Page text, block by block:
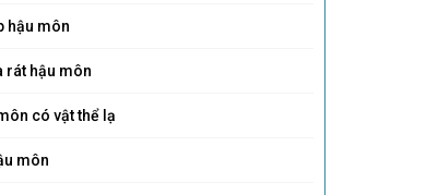
hậu môn
rát hậu môn
có vật thể lạ
môn